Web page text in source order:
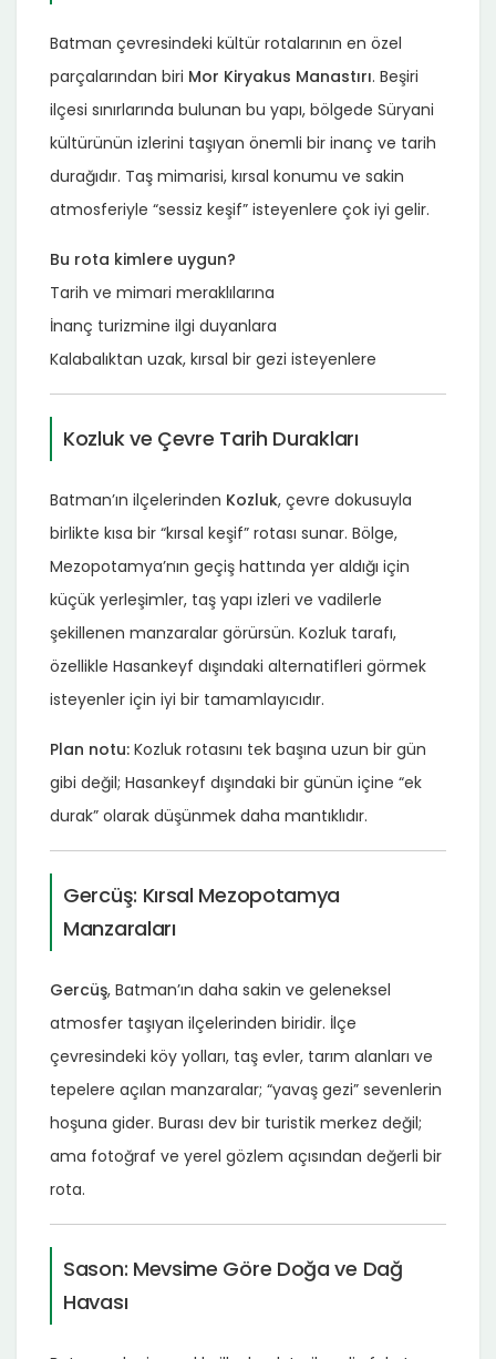
Batman çevresindeki kültür rotalarının en özel
parçalarından biri Mor Kiryakus Manastırı. Beşiri
ilçesi sınırlarında bulunan bu yapı, bölgede Süryani
kültürünün izlerini taşıyan önemli bir inanç ve tarih
durağıdır. Taş mimarisi, kırsal konumu ve sakin
atmosferiyle “sessiz keşif” isteyenlere çok iyi gelir.
Bu rota kimlere uygun?
Tarih ve mimari meraklılarına
İnanç turizmine ilgi duyanlara
Kalabalıktan uzak, kırsal bir gezi isteyenlere
Kozluk ve Çevre Tarih Durakları
Batman’ın ilçelerinden Kozluk, çevre dokusuyla
birlikte kısa bir “kırsal keşif” rotası sunar. Bölge,
Mezopotamya’nın geçiş hattında yer aldığı için
küçük yerleşimler, taş yapı izleri ve vadilerle
şekillenen manzaralar görürsün. Kozluk tarafı,
özellikle Hasankeyf dışındaki alternatifleri görmek
isteyenler için iyi bir tamamlayıcıdır.
Plan notu: Kozluk rotasını tek başına uzun bir gün
gibi değil; Hasankeyf dışındaki bir günün içine “ek
durak” olarak düşünmek daha mantıklıdır.
Gercüş: Kırsal Mezopotamya
Manzaraları
Gercüş, Batman’ın daha sakin ve geleneksel
atmosfer taşıyan ilçelerinden biridir. İlçe
çevresindeki köy yolları, taş evler, tarım alanları ve
tepelere açılan manzaralar; “yavaş gezi” sevenlerin
hoşuna gider. Burası dev bir turistik merkez değil;
ama fotoğraf ve yerel gözlem açısından değerli bir
rota.
Sason: Mevsime Göre Doğa ve Dağ
Havası